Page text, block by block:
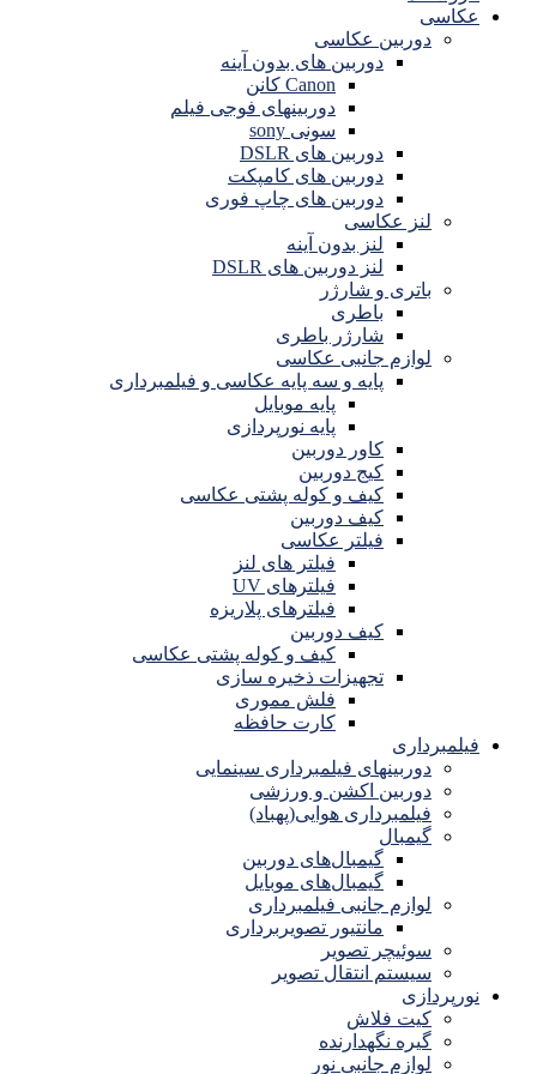
عکاسی
دوربین عکاسی
دوربین های بدون آینه
Canon کانن
دوربینهای فوجی فیلم
سونی sony
دوربین های DSLR
دوربین های کامپکت
دوربین های چاپ فوری
لنز عکاسی
لنز بدون آینه
لنز دوربین های DSLR
باتری و شارژر
باطری
شارژر باطری
لوازم جانبی عکاسی
پایه و سه پایه عکاسی و فیلمبرداری
پایه موبایل
پایه نورپردازی
کاور دوربین
کیج دوربین
کیف و کوله پشتی عکاسی
کیف دوربین
فیلتر عکاسی
فیلتر های لنز
فیلترهای UV
فیلترهای پلاریزه
کیف دوربین
کیف و کوله پشتی عکاسی
تجهیزات ذخیره سازی
فلش مموری
کارت حافظه
فیلمبرداری
دوربینهای فیلمبرداری سینمایی
دوربین اکشن و ورزشی
فیلمبرداری هوایی(پهباد)
گیمبال
گیمبال‌های دوربین
گیمبال‌های موبایل
لوازم جانبی فیلمبرداری
مانتیور تصویربرداری
سوئیچر تصویر
سیستم انتقال تصویر
نورپردازی
کیت فلاش
گیره نگهدارنده
لوازم جانبی نور